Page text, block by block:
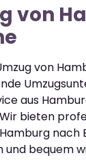
von
von
aus
bieten
nach
und bequem